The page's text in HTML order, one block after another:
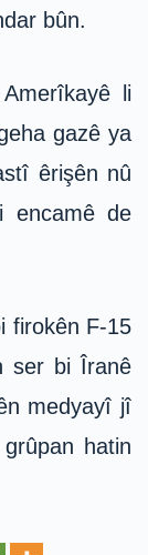
bûn.
li
gazê ya
êrişên nû
encamê de
firokên F-15
ser bi Îranê
medyayî jî
hatin